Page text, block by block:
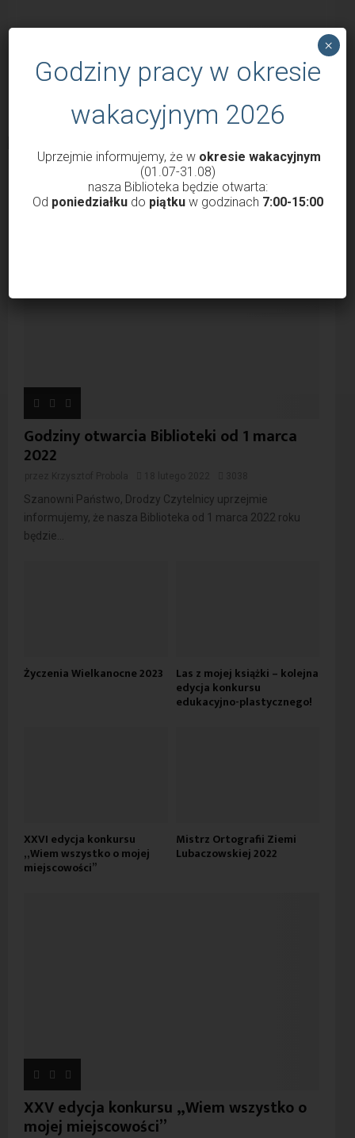
POPULARNE WPISY
Godziny otwarcia Biblioteki od 1 marca
2022
Szanowni Państwo, Drodzy Czytelnicy uprzejmie
informujemy, że nasza Biblioteka od 1 marca 2022 roku
będzie...
Życzenia Wielkanocne 2023 Las z mojej książki – kolejna
edycja konkursu
edukacyjno-plastycznego!
XXVI edycja konkursu
„Wiem wszystko o mojej
miejscowości”
Mistrz Ortografii Ziemi
Lubaczowskiej 2022
XXV edycja konkursu „Wiem wszystko o
mojej miejscowości”
Godziny pracy w okresie
wakacyjnym 2026
Uprzejmie informujemy, że w okresie wakacyjnym
(01.07-31.08)
nasza Biblioteka będzie otwarta:
Od poniedziałkudo piątkuw godzinach 7:00-15:00
×